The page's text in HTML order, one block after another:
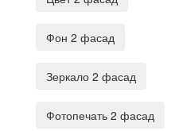
Фон 2 фасад
Зеркало 2 фасад
Фотопечать 2 фасад